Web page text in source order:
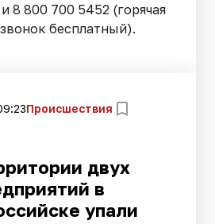
8 800 700 5452 (горячая
бесплатный).
Происшествия
двух
в
упали